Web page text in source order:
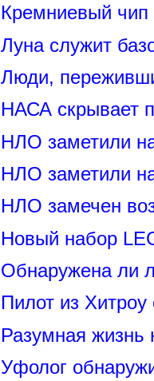
Кремниевый
Луна служит
Люди,
НАСА скрывает
НЛО заметили
НЛО заметили
НЛО замечен
Новый набор
Обнаружена ли
Пилот из
Разумная жизнь
Уфолог